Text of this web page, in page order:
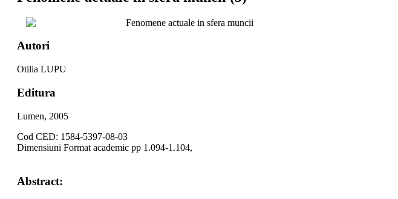
Fenomene actuale in sfera muncii
Autori
Otilia LUPU
Editura
Lumen, 2005
Cod CED: 1584-5397-08-03
Dimensiuni Format academic pp 1.094-1.104,
Abstract: